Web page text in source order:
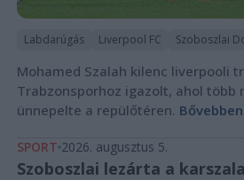
Labdarúgás Liverpool FC Szoboszlai
Mohamed Szalah kilenc liverpooli
Trabzonsporhoz igazolt, ahol több
ünnepelte a repülőtéren.
SPORT 2026. augusztus 5.
Szoboszlai lezárta a